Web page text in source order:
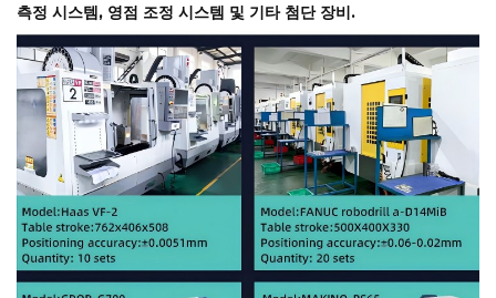
측정 시스템, 영점 조정 시스템 및 기타 첨단 장비.